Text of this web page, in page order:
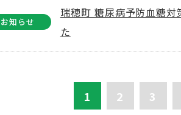
お知らせ
瑞穂町 糖尿病予防血糖
た
1 2 3